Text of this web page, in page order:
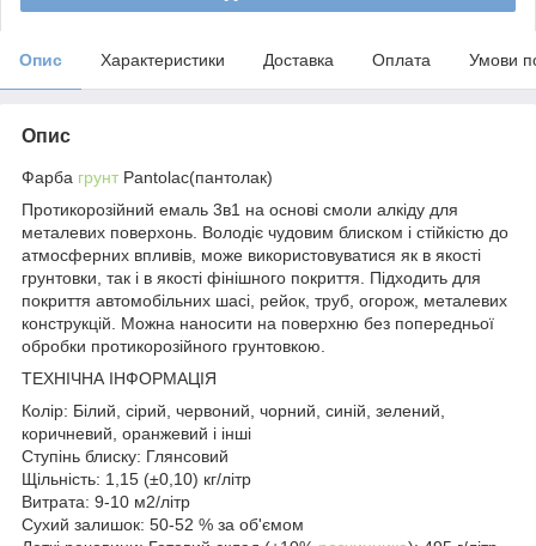
Опис Характеристики Доставка Оплата Умови
Опис
Фарба грунт Pantolac(пантолак)
Протикорозійний емаль 3в1 на основі смоли алкіду для
металевих поверхонь. Володіє чудовим блиском і стійкістю до
атмосферних впливів, може використовуватися як в якості
грунтовки, так і в якості фінішного покриття. Підходить для
покриття автомобільних шасі, рейок, труб, огорож, металевих
конструкцій. Можна наносити на поверхню без попередньої
обробки протикорозійного грунтовкою.
ТЕХНІЧНА ІНФОРМАЦІЯ
Колір: Білий, сірий, червоний, чорний, синій, зелений,
коричневий, оранжевий і інші
Ступінь блиску: Глянсовий
Щільність: 1,15 (±0,10) кг/літр
Витрата: 9-10 м2/літр
Сухий залишок: 50-52 % за об'ємом